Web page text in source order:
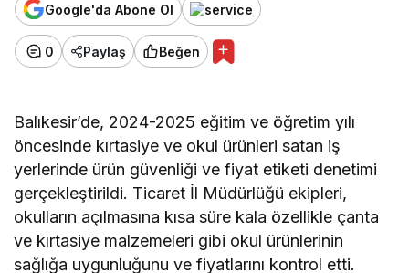
Google'da Abone Ol
0 Paylaş Beğen
Balıkesir’de, 2024-2025 eğitim ve öğretim yılı
öncesinde kırtasiye ve okul ürünleri satan iş
yerlerinde ürün güvenliği ve fiyat etiketi denetimi
gerçekleştirildi. Ticaret İl Müdürlüğü ekipleri,
okulların açılmasına kısa süre kala özellikle çanta
ve kırtasiye malzemeleri gibi okul ürünlerinin
sağlığa uygunluğunu ve fiyatlarını kontrol etti.